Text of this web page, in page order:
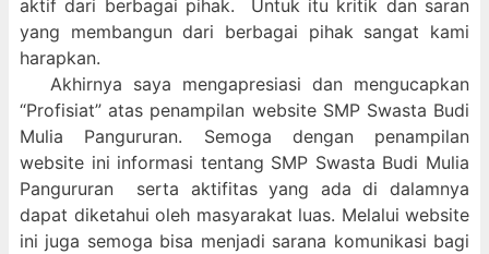
aktif dari berbagai pihak. Untuk itu kritik dan saran
yang membangun dari berbagai pihak sangat kami
harapkan.
Akhirnya saya mengapresiasi dan mengucapkan
“Profisiat” atas penampilan website SMP Swasta Budi
Mulia Pangururan. Semoga dengan penampilan
website ini informasi tentang SMP Swasta Budi Mulia
Pangururan serta aktifitas yang ada di dalamnya
dapat diketahui oleh masyarakat luas. Melalui website
ini juga semoga bisa menjadi sarana komunikasi bagi